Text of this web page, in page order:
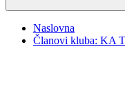
Naslovna
Članovi kluba: KA